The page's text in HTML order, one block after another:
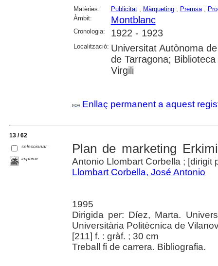
Matèries: Publicitat; Màrqueting; Premsa;
Àmbit:
Montblanc
Cronologia: 1922 - 1923
Localització: Universitat Autònoma
de Tarragona;
Virgili
Enllaç permanent a aquest
13 / 62
seleccionar
imprimir
Plan de marketing
Antonio Llombart Corbella ; [dirigit
Llombart Corbella, José Antonio
1995
Dirigida per: Díez, Marta.
Universitària Politècnica de
[211] f. : gràf. ; 30 cm
Treball fi de carrera. Bibliografia.